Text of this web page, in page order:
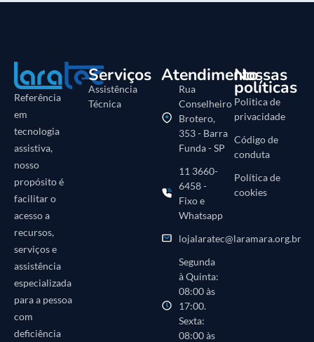
Referência
em
tecnologia
assistiva,
nosso
propósito é
facilitar o
acesso a
recursos,
serviços e
assistência
especializada
para a pessoa
com
deficiência
Serviços
Assistência
Técnica
Atendimento
Rua
Conselheiro
Brotero,
353 - Barra
Funda - SP
11 3660-
6458 -
Fixo e
Whatsapp
lojalaratec@laramara.org.br
Segunda
à Quinta:
08:00 às
17:00.
Sexta:
08:00 às
Nossas
políticas
Politica de
privacidade
Código de
conduta
Política de
cookies